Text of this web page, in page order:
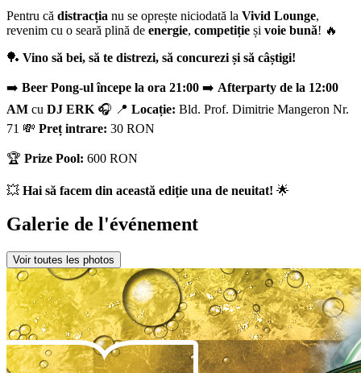
Pentru că distracția nu se oprește niciodată la Vivid Lounge,
revenim cu o seară plină de energie, competiție și voie bună! 🔥
🏓 Vino să bei, să te distrezi, să concurezi și să câștigi!
➡️ Beer Pong-ul începe la ora 21:00 ➡️ Afterparty de la 12:00
AM cu DJ ERK 🎧 📍 Locație: Bld. Prof. Dimitrie Mangeron Nr.
71 💸 Preț intrare: 30 RON
🏆 Prize Pool: 600 RON
💥 Hai să facem din această ediție una de neuitat! 🌟
Galerie de l'événement
Voir toutes les photos